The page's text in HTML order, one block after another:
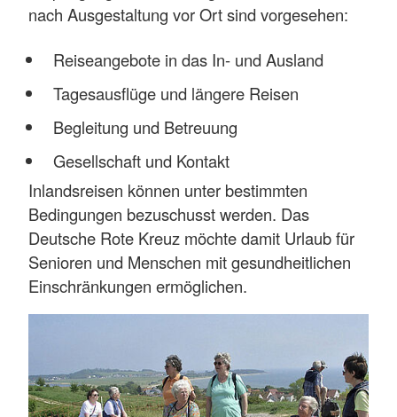
nach Ausgestaltung vor Ort sind vorgesehen:
Reiseangebote in das In- und Ausland
Tagesausflüge und längere Reisen
Begleitung und Betreuung
Gesellschaft und Kontakt
Inlandsreisen können unter bestimmten
Bedingungen bezuschusst werden. Das
Deutsche Rote Kreuz möchte damit Urlaub für
Senioren und Menschen mit gesundheitlichen
Einschränkungen ermöglichen.